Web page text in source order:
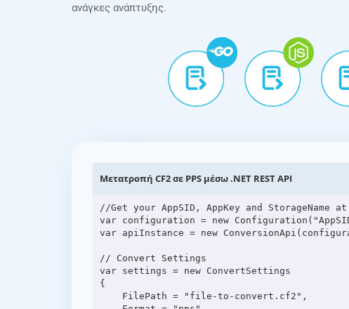
ανάγκες ανάπτυξης.
Μετατροπή CF2 σε PPS μέσω .NET REST API
//Get your AppSID, AppKey and
var configuration = new
var apiInstance = new
// Convert Settings
var settings = new ConvertSettings
{